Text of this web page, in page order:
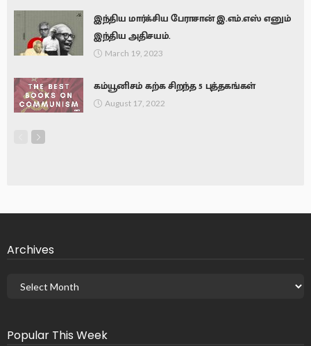
இந்திய மார்க்சிய பேராசான் இ.எம்.எஸ் எனும்
இந்திய அதிசயம்.
March 19, 2023
கம்யூனிசம் கற்க சிறந்த 5 புத்தகங்கள்
August 17, 2022
Archives
Popular This Week